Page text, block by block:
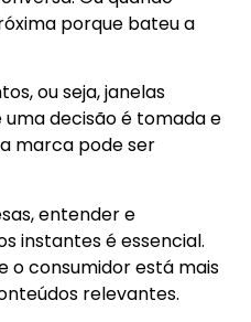
porque bateu a
ou seja, janelas
decisão é tomada e
marca pode ser
entender e
instantes é essencial.
o consumidor está mais
relevantes.